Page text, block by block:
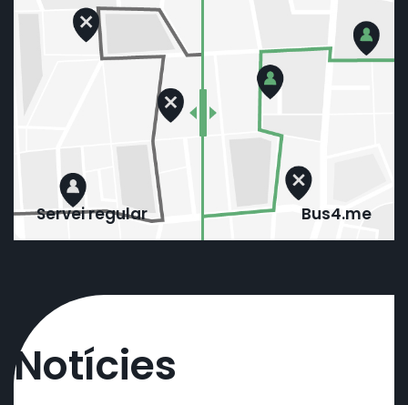
Servei regular Bus4.me
Notícies